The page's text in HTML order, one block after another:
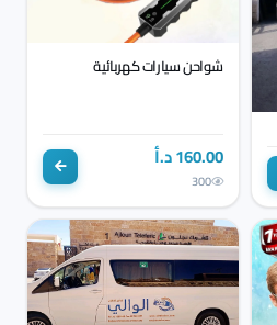
شواحن سيارات كهربائية
160.00 د.أ
300